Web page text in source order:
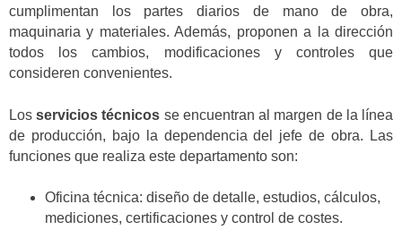
cumplimentan los partes diarios de mano de obra,
maquinaria y materiales. Además, proponen a la dirección
todos los cambios, modificaciones y controles que
consideren convenientes.
Losservicios técnicos se encuentran al margen de la línea
de producción, bajo la dependencia del jefe de obra. Las
funciones que realiza este departamento son:
Oficina técnica: diseño de detalle, estudios, cálculos,
mediciones, certificaciones y control de costes.